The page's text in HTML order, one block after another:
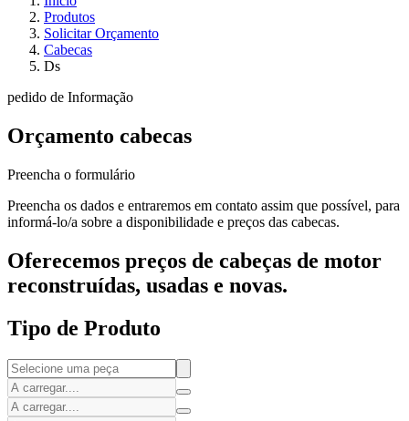
Produtos
Solicitar Orçamento
Cabecas
Ds
pedido de Informação
Orçamento cabecas
Preencha o formulário
Preencha os dados e entraremos em contato assim que possível, para
informá-lo/a sobre a disponibilidade e preços das cabecas.
Oferecemos preços de cabeças de motor
reconstruídas, usadas e novas.
Tipo de Produto